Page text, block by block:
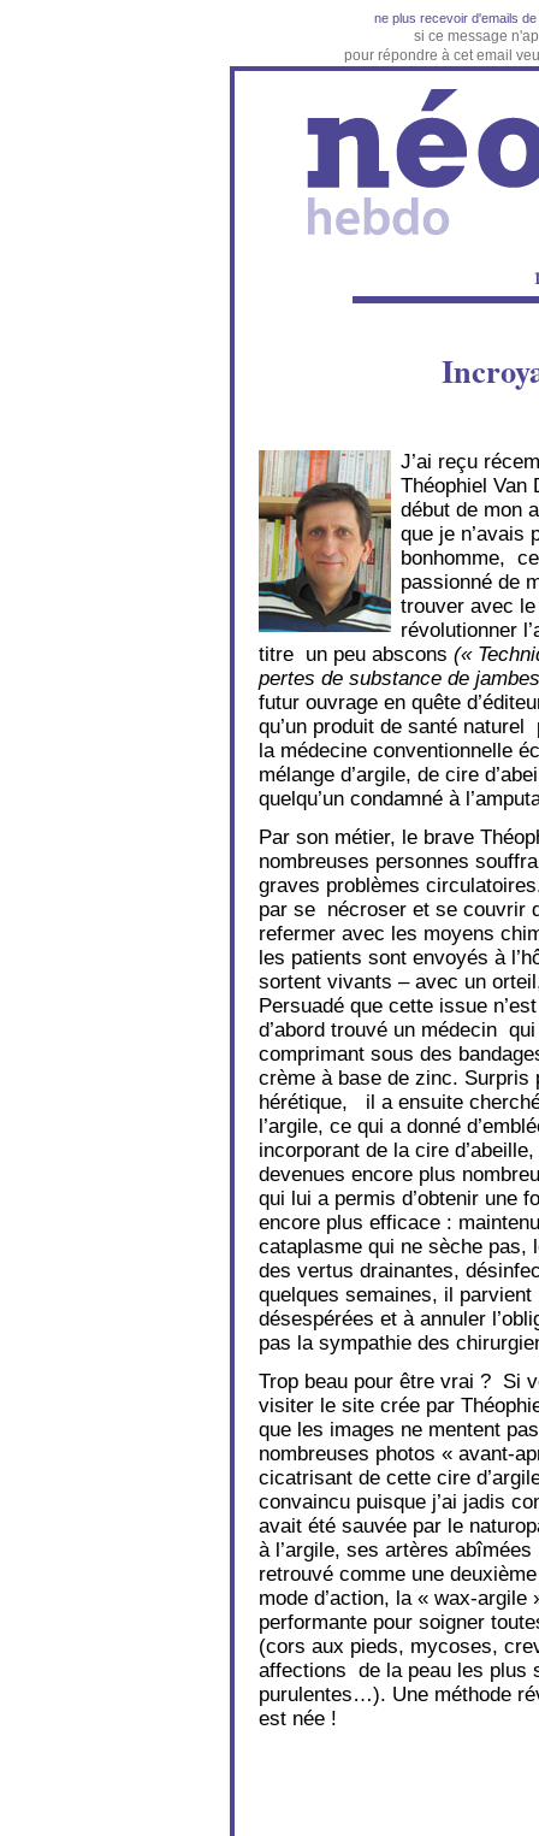
ne plus recevoir d'emails
si ce message
pour répondre à cet email
J’ai reçu
Théophiel Van
début de mon
que je n’avais
bonhomme,
passionné de
trouver avec
révolutionner
titre un peu abscons («
pertes de substance de
futur ouvrage en quête
qu’un produit de santé
la médecine conventionnelle
mélange d’argile, de cire
quelqu’un condamné à
Par son métier, le brave
nombreuses personnes
graves problèmes
par se nécroser et se couvrir
refermer avec les moyens
les patients sont envoyés à
sortent vivants – avec un
Persuadé que cette issue
d’abord trouvé un médecin
comprimant sous des
crème à base de zinc. Surpris
hérétique, il a ensuite
l’argile, ce qui a donné
incorporant de la cire
devenues encore plus
qui lui a permis d’obtenir une
encore plus efficace :
cataplasme qui ne sèche pas,
des vertus drainantes,
quelques semaines, il
désespérées et à annuler
pas la sympathie des
Trop beau pour être vrai ? Si
visiter le site crée par
que les images ne mentent
nombreuses photos « avant-
cicatrisant de cette cire
convaincu puisque j’ai jadis
avait été sauvée par le
à l’argile, ses artères
retrouvé comme une
mode d’action, la « wax-
performante pour soigner
(cors aux pieds, mycoses,
affections de la peau les plus
purulentes…). Une méthode
est née !